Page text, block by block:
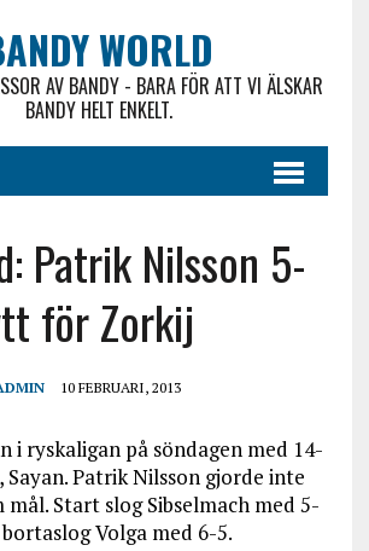
WORLD
AV BANDY - BARA FÖR ATT VI ÄLSKAR
BANDY HELT ENKELT.
Patrik Nilsson 5-
för Zorkij
10 FEBRUARI, 2013
i ryskaligan på söndagen med 14-
Patrik Nilsson gjorde inte
Start slog Sibselmach med 5-
bortaslog Volga med 6-5.